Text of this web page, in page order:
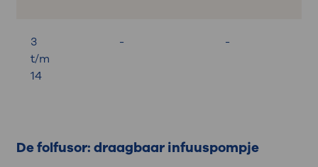
3
t/m
14
- -
De folfusor: draagbaar infuuspompje